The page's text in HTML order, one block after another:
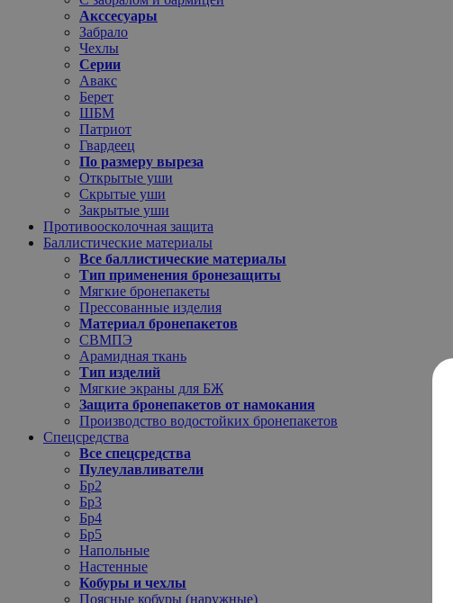
Акссесуары
Забрало
Чехлы
Серии
Авакс
Берет
ШБМ
Патриот
Гвардеец
По размеру выреза
Открытые уши
Скрытые уши
Закрытые уши
Противоосколочная защита
Баллистические материалы
Все баллистические материалы
Тип применения бронезащиты
Мягкие бронепакеты
Прессованные изделия
Материал бронепакетов
СВМПЭ
Арамидная ткань
Тип изделий
Мягкие экраны для БЖ
Защита бронепакетов от намокания
Производство водостойких бронепакетов
Спецсредства
Все спецсредства
Пулеулавливатели
Бр2
Бр3
Бр4
Бр5
Напольные
Настенные
Кобуры и чехлы
Поясные кобуры (наружные)